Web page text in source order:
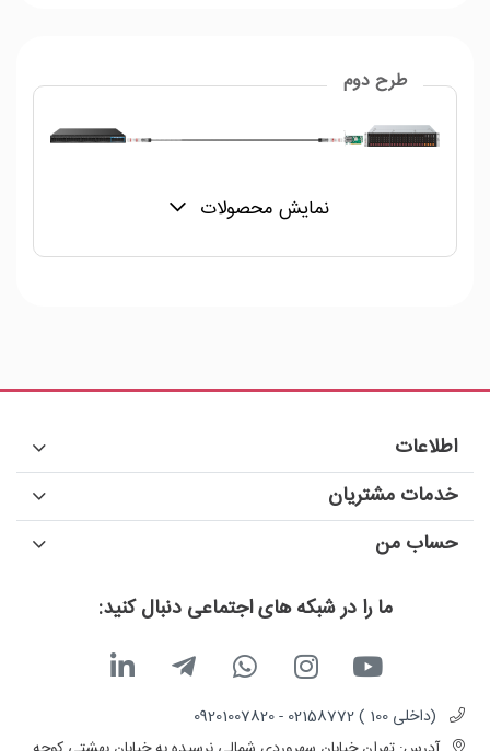
طرح دوم
نمایش محصولات
ما را در شبکه های اجتماعی دنبال کنید:
(داخلی 100 ) 02158772 - 09201007820
اطلاعات
خدمات مشتریان
حساب من